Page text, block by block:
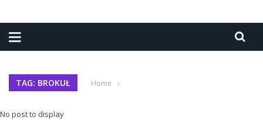
TAG: BROKUŁ Home ›
No post to display